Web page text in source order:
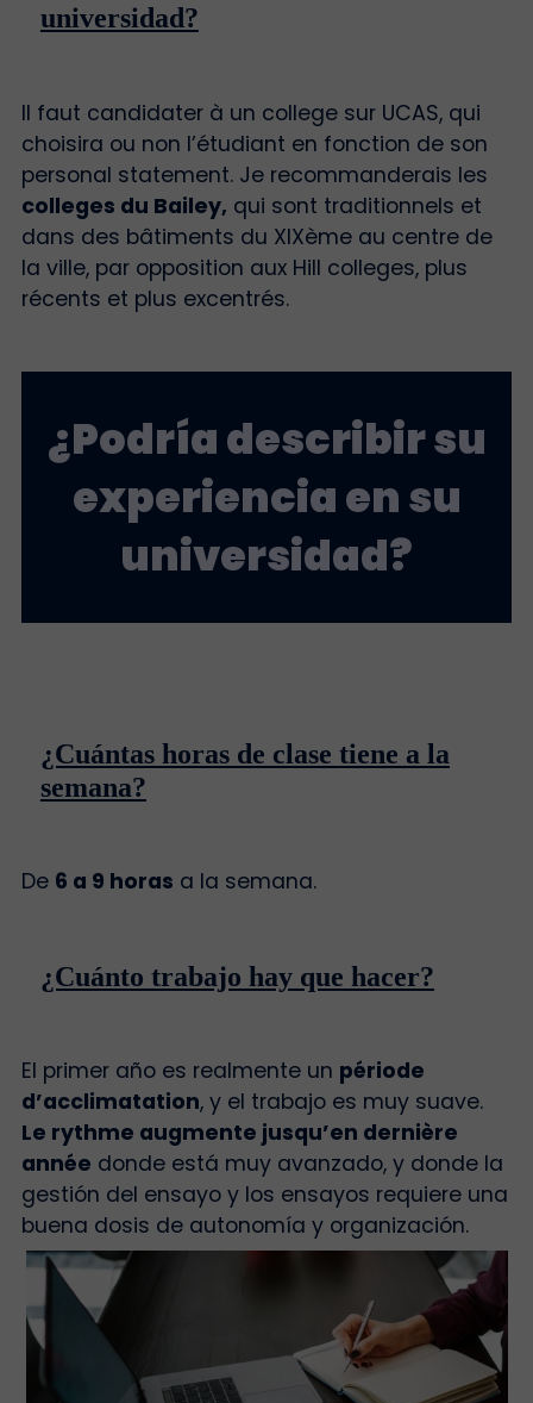
universidad?
Il faut candidater à un college sur UCAS, qui
choisira ou non l’étudiant en fonction de son
personal statement. Je recommanderais les
colleges du Bailey, qui sont traditionnels et
dans des bâtiments du XIXème au centre de
la ville, par opposition aux Hill colleges, plus
récents et plus excentrés.
¿Podría describir su
experiencia en su
universidad?
¿Cuántas horas de clase tiene a la
semana?
De 6 a 9 horas a la semana.
¿Cuánto trabajo hay que hacer?
El primer año es realmente un période
d’acclimatation, y el trabajo es muy suave.
Le rythme augmente jusqu’en dernière
année donde está muy avanzado, y donde la
gestión del ensayo y los ensayos requiere una
buena dosis de autonomía y organización.